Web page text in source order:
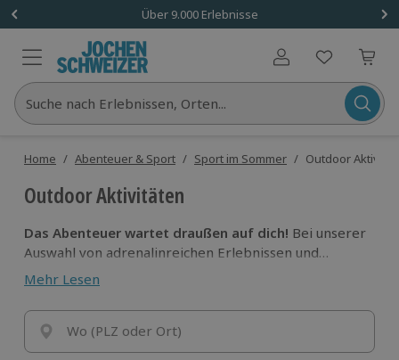
Über 9.000 Erlebnisse
Benutzerkonto
Suche nach Erlebnissen, Orten...
Home / Abenteuer & Sport / Sport im Sommer / Outdoor
Outdoor Aktivitäten
Das Abenteuer wartet draußen auf dich! Bei unserer
Auswahl von adrenalinreichen Erlebnissen und
unvergesslichen Abenteuern zu Wasser, an Land
oder in der Luft
Element. Welche unserer Outdoor Aktivitäten wird
dich restlos begeistern? Finde es heraus und erlebe,
was in dir steckt!
Mehr Lesen
Wo (PLZ oder Ort)